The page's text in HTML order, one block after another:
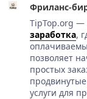
Фриланс-
TipTop.org —
заработка,
позволяет
простых
услуги для